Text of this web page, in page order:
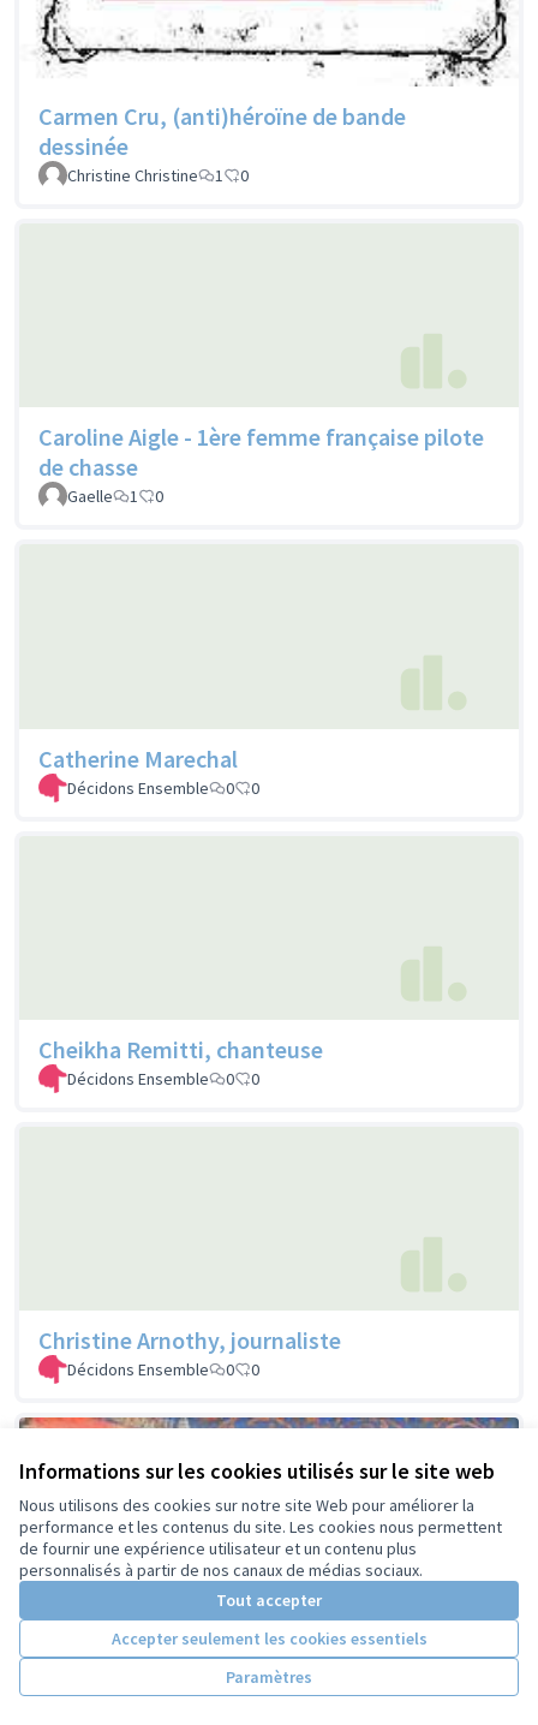
Informations sur les cookies utilisés sur le site web
Nous utilisons des cookies sur notre site Web pour améliorer la
performance et les contenus du site. Les cookies nous permettent
de fournir une expérience utilisateur et un contenu plus
personnalisés à partir de nos canaux de médias sociaux.
Tout accepter
Accepter seulement les cookies essentiels
Paramètres
Carmen Cru, (anti)héroïne de bande
dessinée
Christine Christine 1 0
Caroline Aigle - 1ère femme française pilote
de chasse
Gaelle 1 0
Catherine Marechal
Décidons Ensemble 0 0
Cheikha Remitti, chanteuse
Décidons Ensemble 0 0
Christine Arnothy, journaliste
Décidons Ensemble 0 0